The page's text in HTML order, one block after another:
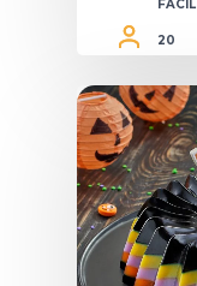
FÁCIL
20